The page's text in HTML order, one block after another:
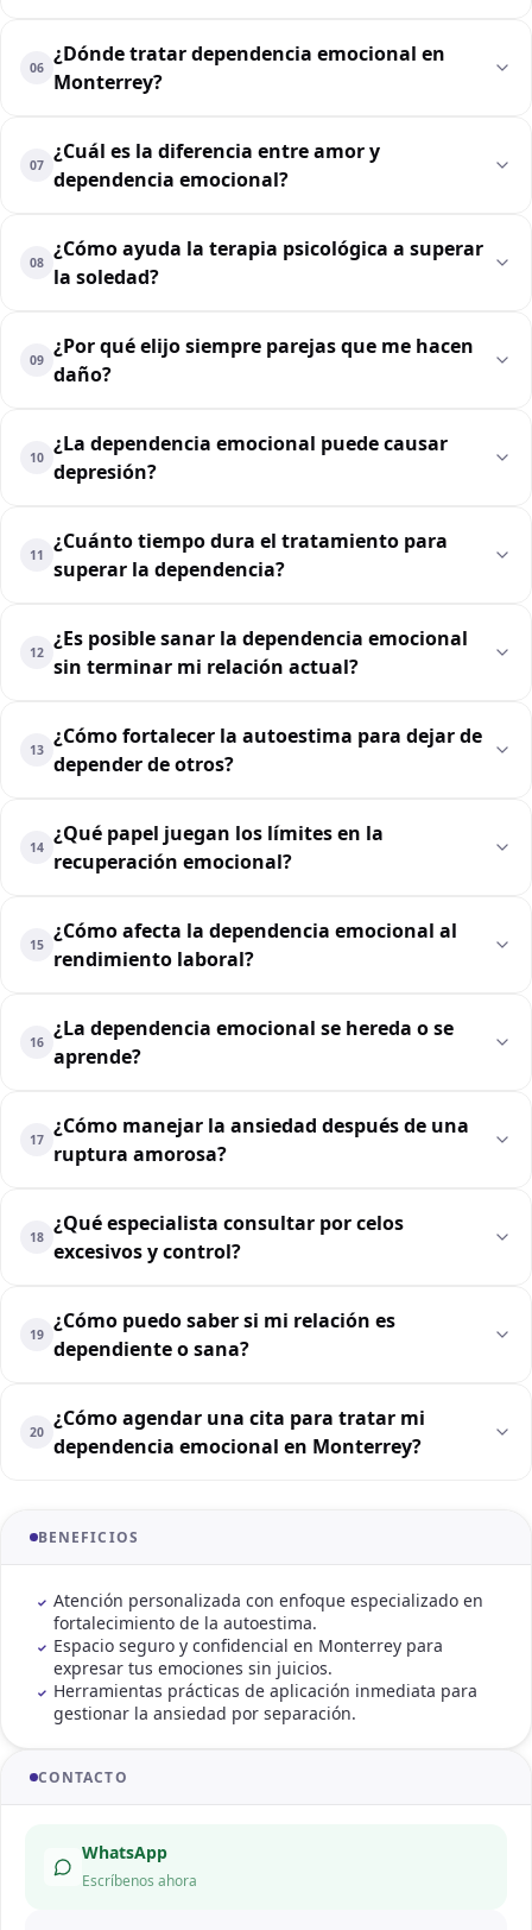
06
¿Dónde tratar dependencia emocional en
Monterrey?
07
¿Cuál es la diferencia entre amor y
dependencia emocional?
08
¿Cómo ayuda la terapia psicológica a superar
la soledad?
09
¿Por qué elijo siempre parejas que me hacen
daño?
10
¿La dependencia emocional puede causar
depresión?
11
¿Cuánto tiempo dura el tratamiento para
superar la dependencia?
12
¿Es posible sanar la dependencia emocional
sin terminar mi relación actual?
13
¿Cómo fortalecer la autoestima para dejar de
depender de otros?
14
¿Qué papel juegan los límites en la
recuperación emocional?
15
¿Cómo afecta la dependencia emocional al
rendimiento laboral?
16
¿La dependencia emocional se hereda o se
aprende?
17
¿Cómo manejar la ansiedad después de una
ruptura amorosa?
18
¿Qué especialista consultar por celos
excesivos y control?
19
¿Cómo puedo saber si mi relación es
dependiente o sana?
20
¿Cómo agendar una cita para tratar mi
dependencia emocional en Monterrey?
BENEFICIOS
Atención personalizada con enfoque especializado en
fortalecimiento de la autoestima.
Espacio seguro y confidencial en Monterrey para
expresar tus emociones sin juicios.
Herramientas prácticas de aplicación inmediata para
gestionar la ansiedad por separación.
CONTACTO
WhatsApp
Escríbenos ahora